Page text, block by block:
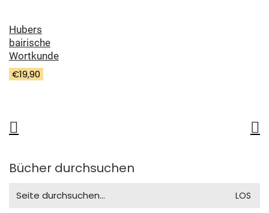
Hubers
bairische
Wortkunde
€19,90
Bücher durchsuchen
for: